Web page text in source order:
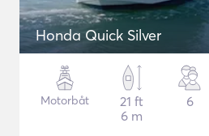
Honda Quick Silver
Motorbåt
21 ft
6 m
6